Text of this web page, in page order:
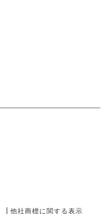
他社商標に関する表示